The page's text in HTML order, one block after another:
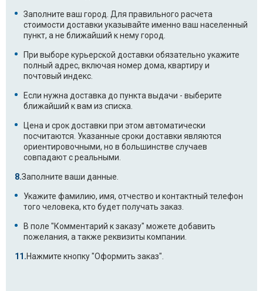
Заполните ваш город. Для правильного расчета
стоимости доставки указывайте именно ваш населенный
пункт, а не ближайший к нему город.
При выборе курьерской доставки обязательно укажите
полный адрес, включая номер дома, квартиру и
почтовый индекс.
Если нужна доставка до пункта выдачи - выберите
ближайший к вам из списка.
Цена и срок доставки при этом автоматически
посчитаются. Указанные сроки доставки являются
ориентировочными, но в большинстве случаев
совпадают с реальными.
Заполните ваши данные.
Укажите фамилию, имя, отчество и контактный телефон
того человека, кто будет получать заказ.
В поле "Комментарий к заказу" можете добавить
пожелания, а также реквизиты компании.
Нажмите кнопку "Оформить заказ".